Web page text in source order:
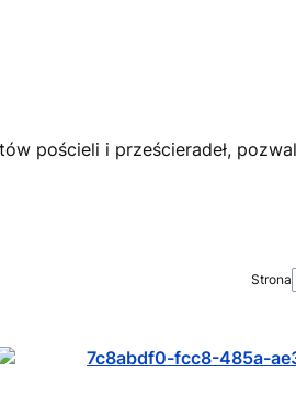
pościeli i prześcieradeł,
Strona